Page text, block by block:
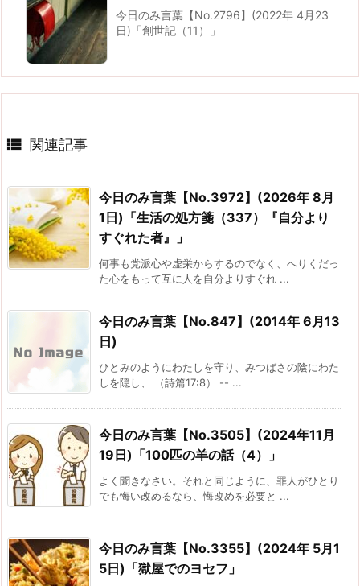
今日のみ言葉【No.2796】(2022年 4月23
日)「創世記（11）」
 関連記事
今日のみ言葉【No.3972】(2026年 8月
1日)「生活の処方箋（337）『自分より
すぐれた者』」
何事も党派心や虚栄からするのでなく、へりくだっ
た心をもって互に人を自分よりすぐれ ...
今日のみ言葉【No.847】(2014年 6月13
日)
ひとみのようにわたしを守り、みつばさの陰にわた
しを隠し、 （詩篇17:8） -- ...
今日のみ言葉【No.3505】(2024年11月
19日)「100匹の羊の話（4）」
よく聞きなさい。それと同じように、罪人がひとり
でも悔い改めるなら、悔改めを必要と ...
今日のみ言葉【No.3355】(2024年 5月1
5日)「獄屋でのヨセフ」